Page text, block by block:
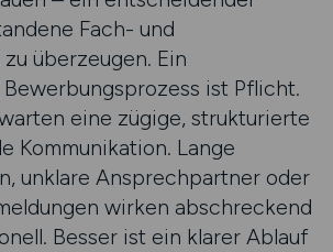
Fach- und
überzeugen. Ein
ist Pflicht.
eine zügige, strukturierte
Kommunikation. Lange
unklare Ansprechpartner oder
wirken abschreckend
Besser ist ein klarer Ablauf